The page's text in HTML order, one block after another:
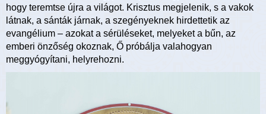
hogy teremtse újra a világot. Krisztus megjelenik, s a vakok
látnak, a sánták járnak, a szegényeknek hirdettetik az
evangélium – azokat a sérüléseket, melyeket a bűn, az
emberi önzőség okoznak, Ő próbálja valahogyan
meggyógyítani, helyrehozni.